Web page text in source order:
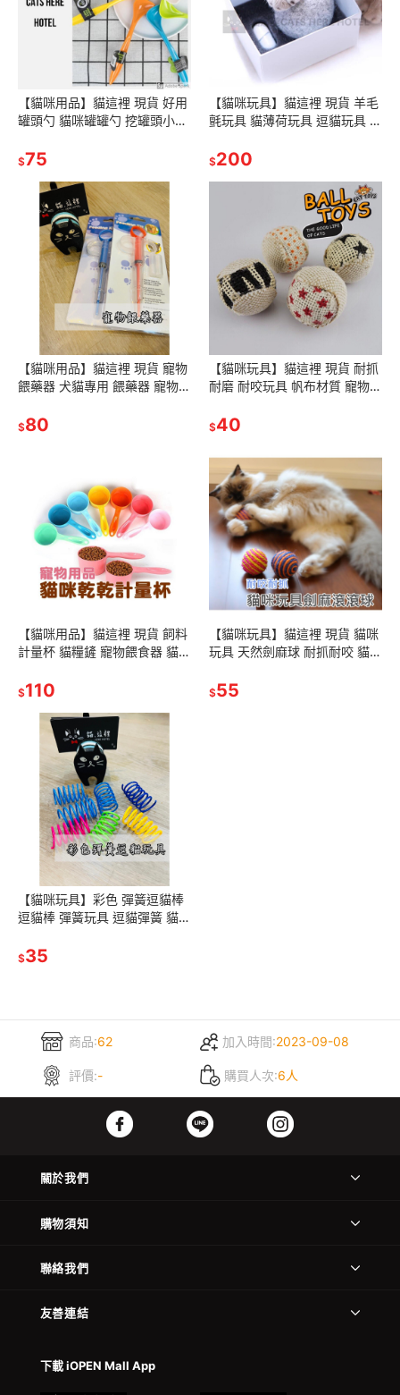
【貓咪用品】貓這裡 現貨 好用
罐頭勺 貓咪罐罐勺 挖罐頭小幫
$75
【貓咪玩具】貓這裡 現貨 羊毛
氈玩具 貓薄荷玩具 逗貓玩具 羊
$200
【貓咪用品】貓這裡 現貨 寵物
餵藥器 犬貓專用 餵藥器 寵物餵
$80
【貓咪玩具】貓這裡 現貨 耐抓
耐磨 耐咬玩具 帆布材質 寵物球
$40
【貓咪用品】貓這裡 現貨 飼料
計量杯 貓糧鏟 寵物餵食器 貓咪
$110
【貓咪玩具】貓這裡 現貨 貓咪
玩具 天然劍麻球 耐抓耐咬 貓玩
$55
【貓咪玩具】彩色 彈簧逗貓棒
逗貓棒 彈簧玩具 逗貓彈簧 貓咪
$35
商品:62 加入時間:2023-09-08
評價:- 購買人次:6人
關於我們
購物須知
聯絡我們
友善連結
下載 iOPEN Mall App